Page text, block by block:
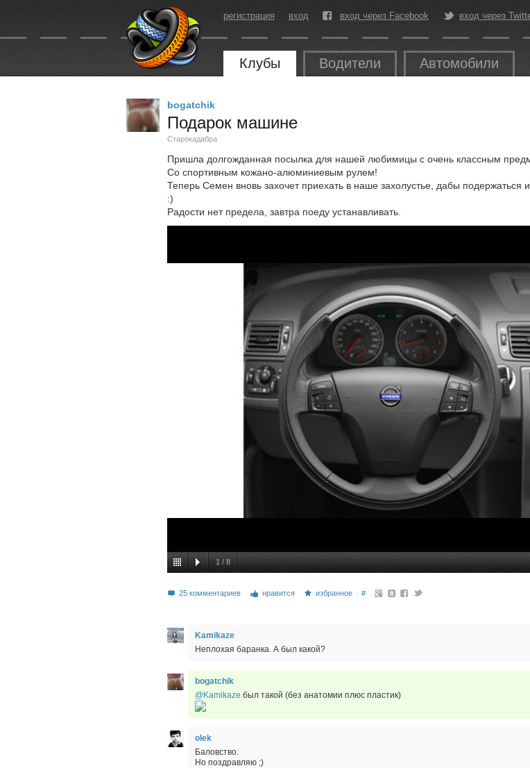
регистрация вход вход через Facebook вход через
Клубы Водители Автомобили
bogatchik
Подарок машине
Старокадабра
Пришла долгожданная посылка для нашей любимицы с очень классным
Со спортивным кожано-алюминиевым рулем!
Теперь Семен вновь захочет приехать в наше захолустье, дабы подержаться
:)
Радости нет предела, завтра поеду устанавливать.
1 / 8
25 комментариев нравится избранное #
Kamikaze
Неплохая баранка. А был какой?
bogatchik
@Kamikaze был такой (без анатомии плюс пластик)
olek
Баловство.
Но поздравляю ;)